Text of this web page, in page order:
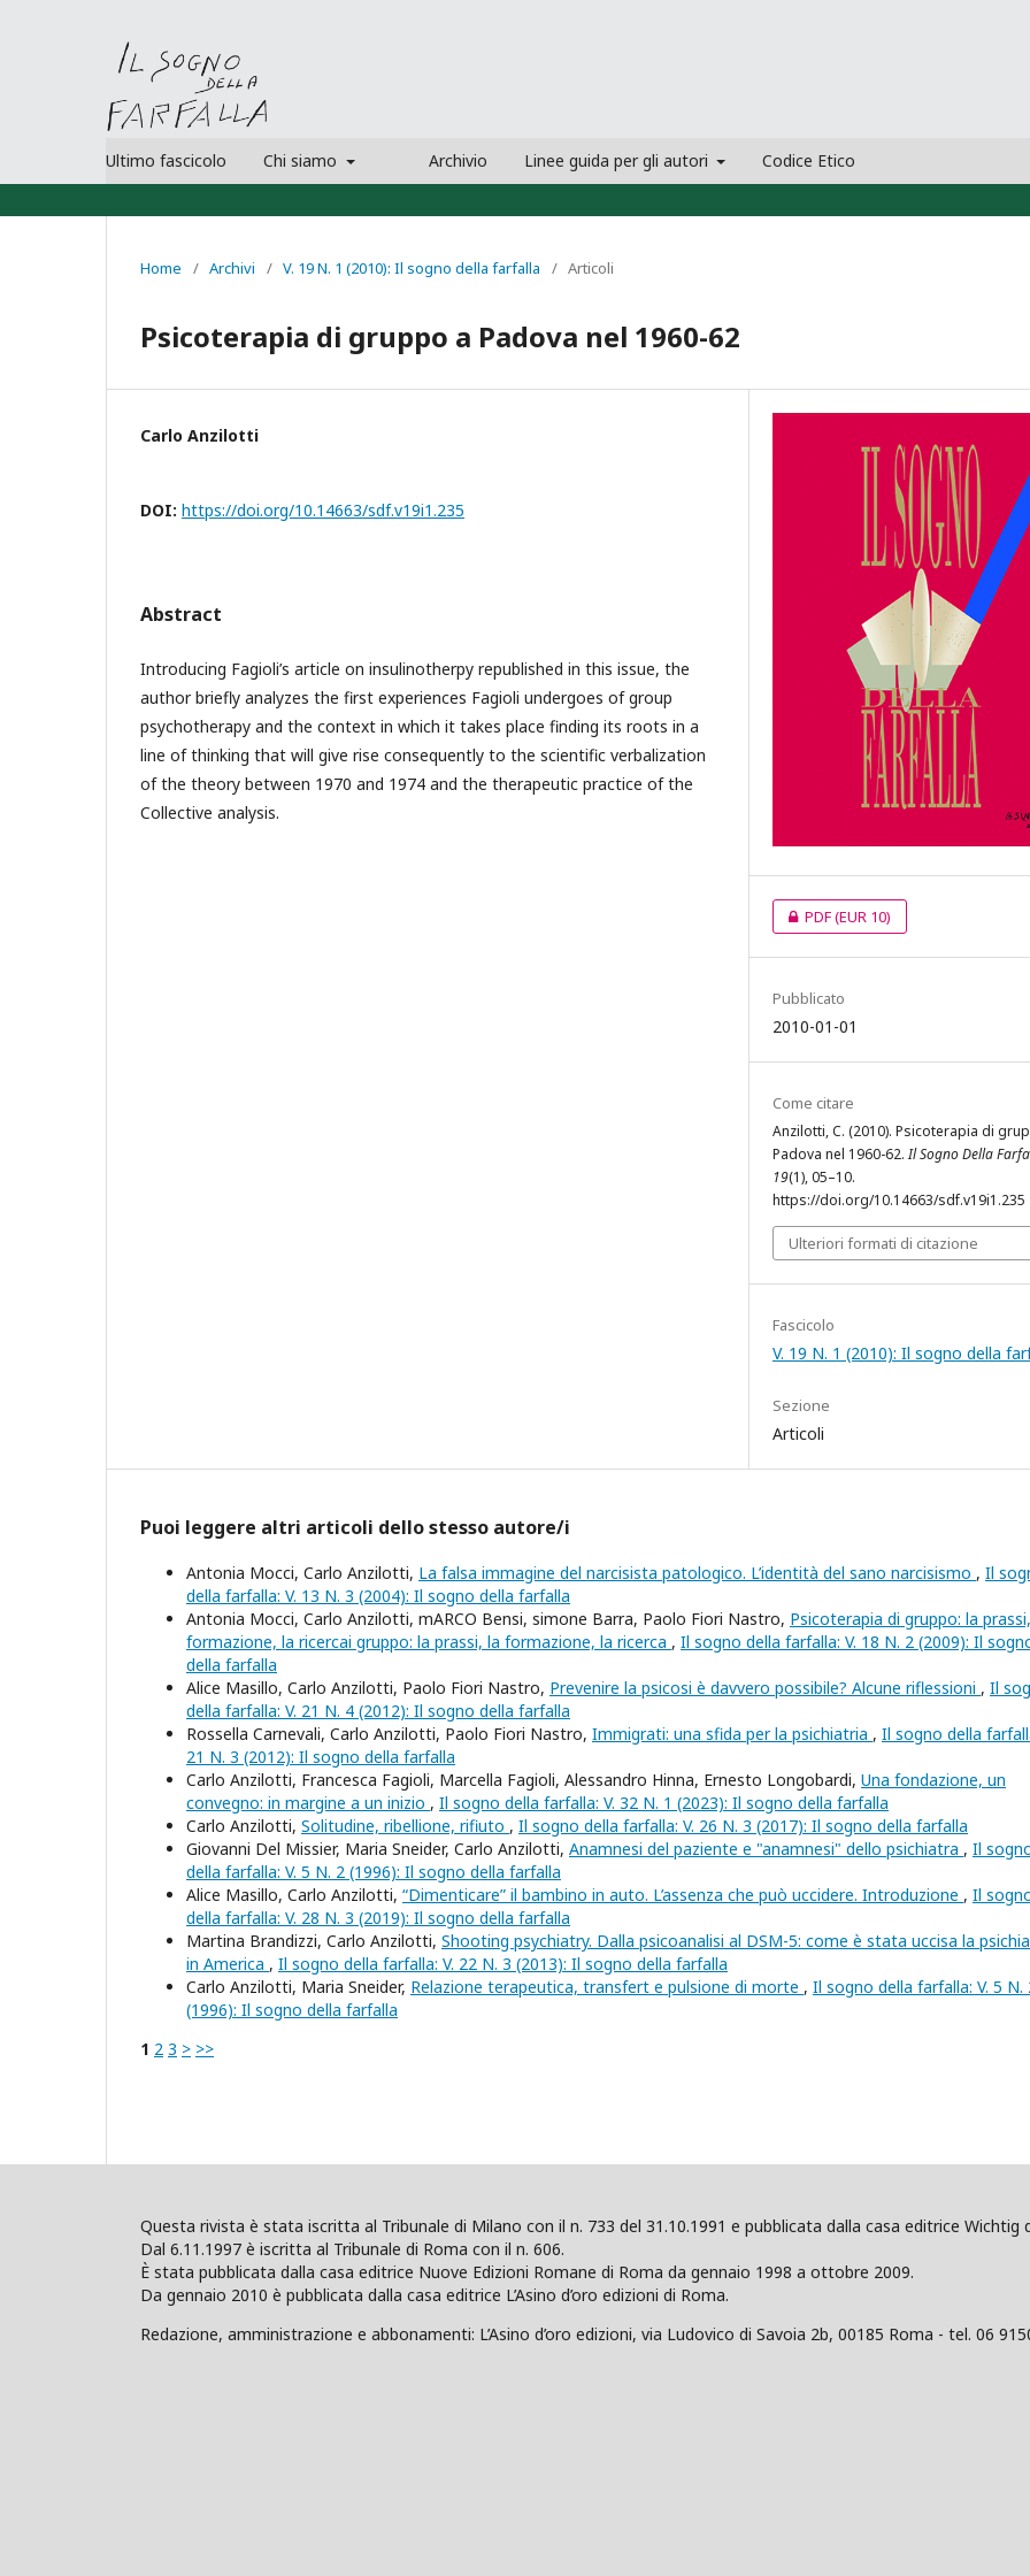
Ultimo fascicolo Chi siamo Archivio Linee guida per gli autori Codice Etico
Home / Archivi / V. 19 N. 1 (2010): Il sogno della farfalla / Articoli
Psicoterapia di gruppo a Padova nel 1960-62
Carlo Anzilotti
DOI: https://doi.org/10.14663/sdf.v19i1.235
Abstract
Introducing Fagioli’s article on insulinotherpy republished in this issue, the
author briefly analyzes the first experiences Fagioli undergoes of group
psychotherapy and the context in which it takes place finding its roots in a
line of thinking that will give rise consequently to the scientific verbalization
of the theory between 1970 and 1974 and the therapeutic practice of the
Collective analysis.
PDF(EUR 10)
Pubblicato
2010-01-01
Come citare
Anzilotti, C. (2010). Psicoterapia di
Padova nel 1960-62.Il Sogno Della
19(1), 05–10.
https://doi.org/10.14663/sdf.v19i1.235
Ulteriori formati di citazione
Fascicolo
V. 19 N. 1 (2010): Il sogno della
Sezione
Articoli
Puoi leggere altri articoli dello stesso autore/i
Antonia Mocci, Carlo Anzilotti, La falsa immagine del narcisista patologico. L’identità del sano narcisismo , Il
della farfalla: V. 13 N. 3 (2004): Il sogno della farfalla
Antonia Mocci, Carlo Anzilotti, mARCO Bensi, simone Barra, Paolo Fiori Nastro, Psicoterapia di gruppo: la
formazione, la ricercai gruppo: la prassi, la formazione, la ricerca , Il sogno della farfalla: V. 18 N. 2 (2009): Il
della farfalla
Alice Masillo, Carlo Anzilotti, Paolo Fiori Nastro, Prevenire la psicosi è davvero possibile? Alcune riflessioni , Il
della farfalla: V. 21 N. 4 (2012): Il sogno della farfalla
Rossella Carnevali, Carlo Anzilotti, Paolo Fiori Nastro, Immigrati: una sfida per la psichiatria , Il sogno della
21 N. 3 (2012): Il sogno della farfalla
Carlo Anzilotti, Francesca Fagioli, Marcella Fagioli, Alessandro Hinna, Ernesto Longobardi, Una fondazione, un
convegno: in margine a un inizio , Il sogno della farfalla: V. 32 N. 1 (2023): Il sogno della farfalla
Carlo Anzilotti, Solitudine, ribellione, rifiuto , Il sogno della farfalla: V. 26 N. 3 (2017): Il sogno della farfalla
Giovanni Del Missier, Maria Sneider, Carlo Anzilotti, Anamnesi del paziente e "anamnesi" dello psichiatra , Il
della farfalla: V. 5 N. 2 (1996): Il sogno della farfalla
Alice Masillo, Carlo Anzilotti, “Dimenticare” il bambino in auto. L’assenza che può uccidere. Introduzione , Il
della farfalla: V. 28 N. 3 (2019): Il sogno della farfalla
Martina Brandizzi, Carlo Anzilotti, Shooting psychiatry. Dalla psicoanalisi al DSM-5: come è stata uccisa la
in America , Il sogno della farfalla: V. 22 N. 3 (2013): Il sogno della farfalla
Carlo Anzilotti, Maria Sneider, Relazione terapeutica, transfert e pulsione di morte , Il sogno della farfalla: V. 5 N.
(1996): Il sogno della farfalla
1 2 3 > >>
Questa rivista è stata iscritta al Tribunale di Milano con il n. 733 del 31.10.1991 e pubblicata dalla casa editrice
Dal 6.11.1997 è iscritta al Tribunale di Roma con il n. 606.
È stata pubblicata dalla casa editrice Nuove Edizioni Romane di Roma da gennaio 1998 a ottobre 2009.
Da gennaio 2010 è pubblicata dalla casa editrice L’Asino d’oro edizioni di Roma.
Redazione, amministrazione e abbonamenti: L’Asino d’oro edizioni, via Ludovico di Savoia 2b, 00185 Roma - tel. 06